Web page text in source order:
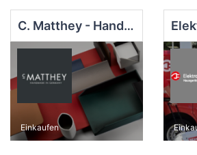
C. Matthey - Handmade in Germany
Einkaufen